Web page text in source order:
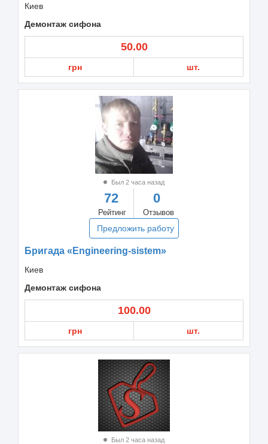
Киев
Демонтаж сифона
50.00
грн шт.
Был 2 часа назад
72
Рейтинг
0
Отзывов
Предложить работу
Бригада «Engineering-sistem»
Киев
Демонтаж сифона
100.00
грн шт.
Был 2 часа назад